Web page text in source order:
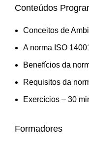
Conteúdos
Conceitos de
A norma ISO
Benefícios da
Requisitos da
Exercícios – 30
Formadores